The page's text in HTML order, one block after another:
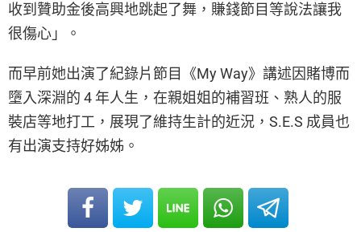
收到贊助金後高興地跳起了舞，賺錢節目等說法讓我
很傷心」。
而早前她出演了紀錄片節目《My Way》講述因賭博而
墮入深淵的 4 年人生，在親姐姐的補習班、熟人的服
裝店等地打工，展現了維持生計的近況，S.E.S 成員也
有出演支持好姊姊。